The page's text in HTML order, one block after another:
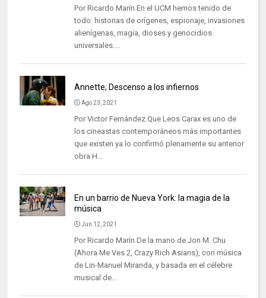
Por Ricardo Marín.En el UCM hemos tenido de
todo: historias de orígenes, espionaje, invasiones
alienígenas, magia, dioses y genocidios
universales....
Annette; Descenso a los infiernos
Ago 23, 2021
Por Victor Fernández.Que Leos Carax es uno de
los cineastas contemporáneos más importantes
que existen ya lo confirmó plenamente su anterior
obra H...
En un barrio de Nueva York: la magia de la
música
Jun 12, 2021
Por Ricardo Marín.De la mano de Jon M. Chu
(Ahora Me Ves 2, Crazy Rich Asians), con música
de Lin-Manuel Miranda, y basada en el célebre
musical de...